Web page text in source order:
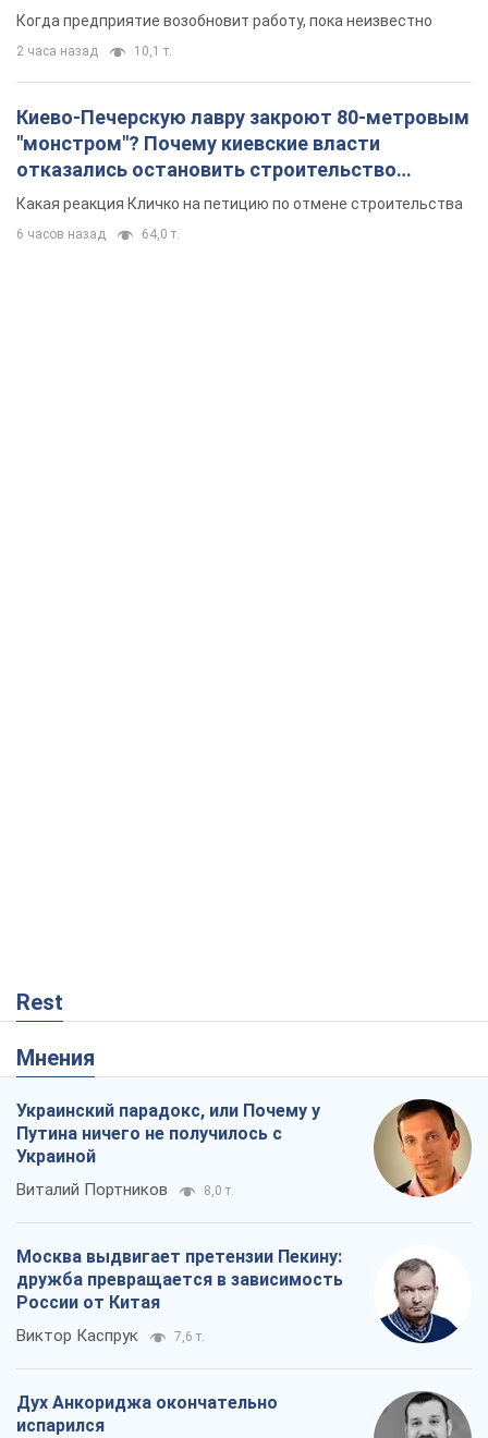
Когда предприятие возобновит работу, пока неизвестно
2 часа назад 10,1 т.
Киево-Печерскую лавру закроют 80-метровым
"монстром"? Почему киевские власти
отказались остановить строительство
небоскреба "московского верующего"
Какая реакция Кличко на петицию по отмене строительства
6 часов назад 64,0 т.
Rest
Мнения
Украинский парадокс, или Почему у
Путина ничего не получилось с
Украиной
Виталий Портников 8,0 т.
Москва выдвигает претензии Пекину:
дружба превращается в зависимость
России от Китая
Виктор Каспрук 7,6 т.
Дух Анкориджа окончательно
испарился